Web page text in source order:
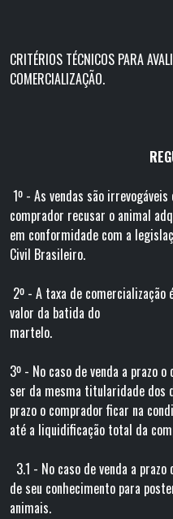
CRITÉRIOS TÉCNICOS PARA
COMERCIALIZAÇÃO.
1º - As vendas são
comprador recusar o animal
em conformidade com a
Civil Brasileiro.
2º - A taxa de
valor da batida do
3º - No caso de venda a prazo
ser da mesma titularidade dos
prazo o comprador ficar na
até a liquidificação total da
3.1 - No caso de venda a
de seu conhecimento para